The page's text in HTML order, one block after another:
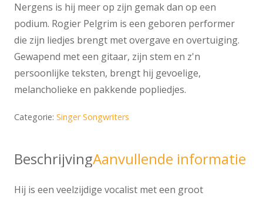
Nergens is hij meer op zijn gemak dan op een
podium. Rogier Pelgrim is een geboren performer
die zijn liedjes brengt met overgave en overtuiging.
Gewapend met een gitaar, zijn stem en z'n
persoonlijke teksten, brengt hij gevoelige,
melancholieke en pakkende popliedjes.
Categorie: Singer Songwriters
BeschrijvingAanvullende informatie
Hij is een veelzijdige vocalist met een groot